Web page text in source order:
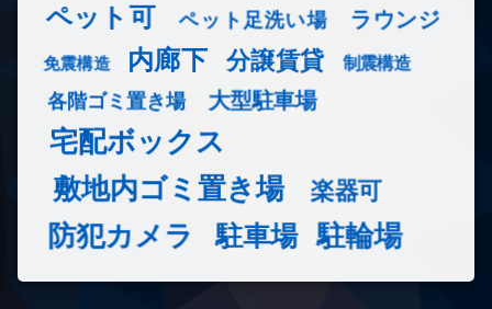
ペット可 ペット足洗い場 ラウンジ
免震構造 内廊下 分譲賃貸 制震構造
各階ゴミ置き場 大型駐車場
宅配ボックス
敷地内ゴミ置き場
楽器可
防犯カメラ 駐車場 駐輪場